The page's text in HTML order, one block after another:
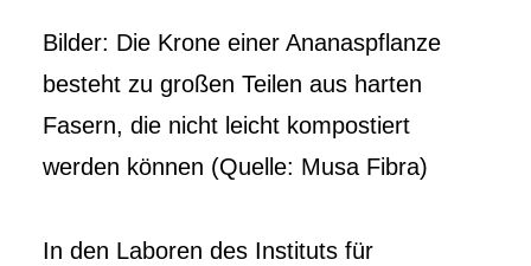
Bilder: Die Krone einer Ananaspflanze
besteht zu großen Teilen aus harten
Fasern, die nicht leicht kompostiert
werden können (Quelle: Musa Fibra)
In den Laboren des Instituts für